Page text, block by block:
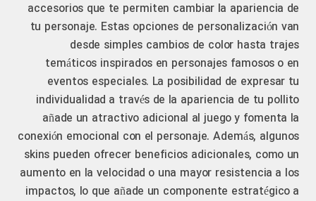
accesorios que te permiten cambiar la apariencia de
tu personaje. Estas opciones de personalización van
desde simples cambios de color hasta trajes
temáticos inspirados en personajes famosos o en
eventos especiales. La posibilidad de expresar tu
individualidad a través de la apariencia de tu pollito
añade un atractivo adicional al juego y fomenta la
conexión emocional con el personaje. Además, algunos
skins pueden ofrecer beneficios adicionales, como un
aumento en la velocidad o una mayor resistencia a los
impactos, lo que añade un componente estratégico a